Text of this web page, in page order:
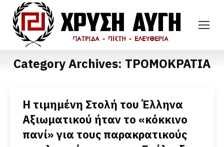
Category Archives: ΤΡΟΜΟΚΡΑΤΙΑ
Η τιμημένη Στολή του Έλληνα
Αξιωματικού ήταν το «κόκκινο
πανί» για τους παρακρατικούς